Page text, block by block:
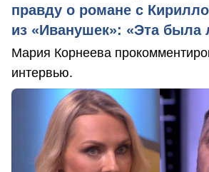
правду о романе с
из «Иванушек»: «Эта была
Мария Корнеева
интервью.